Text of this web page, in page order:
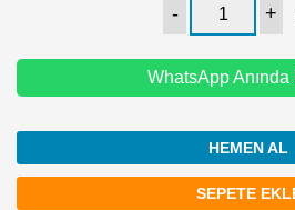
WhatsApp
HEMEN AL